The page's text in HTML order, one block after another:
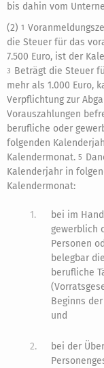
bis dahin vom
(2) 1
die Steuer für das
7.500 Euro, ist der
3 Beträgt die Steuer
mehr als 1.000 Euro,
Verpflichtung zur
Vorauszahlungen
berufliche oder
folgenden
Kalendermonat. 5
Kalenderjahr in
Kalendermonat:
1.
bei im
gewerblich
Personen
belegbar
berufliche
Beginns
und
2.
bei der